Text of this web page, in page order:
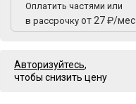
Оплатить частями или
в рассрочку от 27 ₽/мес
Авторизуйтесь,
чтобы снизить цену